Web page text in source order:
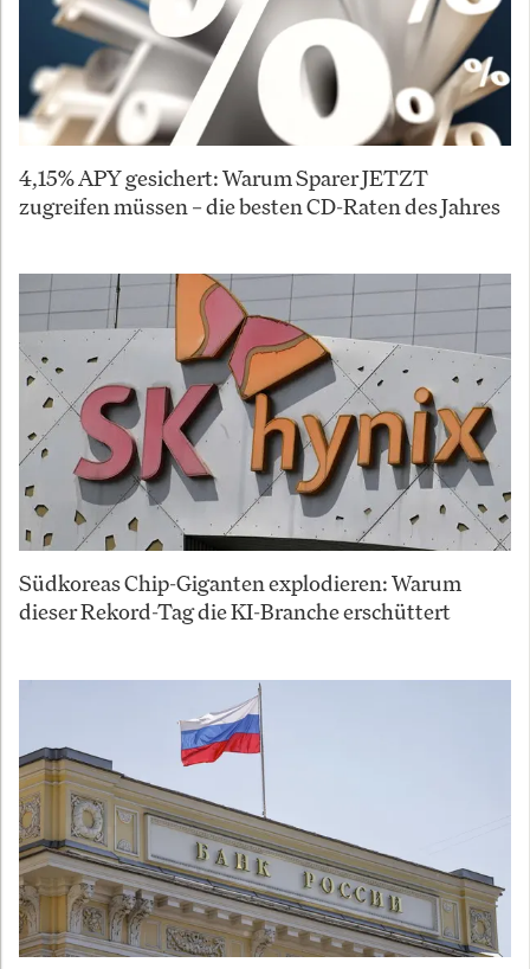
4,15% APY gesichert: Warum Sparer JETZT
zugreifen müssen – die besten CD-Raten des Jahres
Südkoreas Chip-Giganten explodieren: Warum
dieser Rekord-Tag die KI-Branche erschüttert